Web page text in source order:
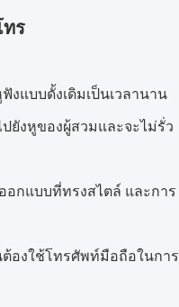
ทร
งแบบดั้งเดิมเป็นเวลานาน
ยังหูของผู้สวมและจะไม่รั่ว
กแบบที่ทรงสไตล์ และการ
ต้องใช้โทรศัพท์มือถือในการ